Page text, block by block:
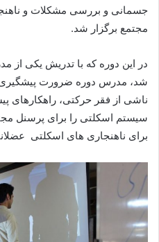
جسمانی و بررسی مشکلات و
مجتمع برگزار شد.
در این دوره که با تدریش یکی از
شد، مدرس دوره ضرورت پیشگیری
ناشی از فقر حرکتی، راهکارهای
سیستم اسکلتی را برای پرسنل
برای ناهنجاری های اسکلتی